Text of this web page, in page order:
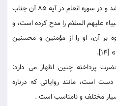
اكثريت براى عذاب احضار خواهند شد و در سوره انعام در آيه 85 آن جناب
عليهم السلام را مدح كرده است، و
بر آن، او را از مؤمنين و محسنين
پرداخته چنين اظهار می دارد:
است، مانند رواياتى كه درباره
مختلف و نامناسب است .